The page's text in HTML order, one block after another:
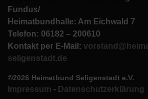
Fundus/
Heimatbundhalle: Am Eichwald 7
Telefon: 06182 – 200610
Kontakt per E-Mail:
seligenstadt.de
©2026 Heimatbund Seligenstadt e.V.
Impressum - Datenschutzerklärung